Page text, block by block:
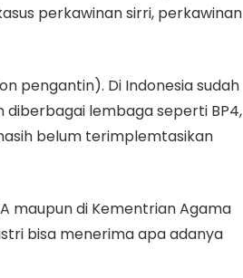
perkawinan sirri, perkawinan
pengantin). Di Indonesia sudah
lembaga seperti BP4,
belum terimplemtasikan
maupun di Kementrian Agama
bisa menerima apa adanya